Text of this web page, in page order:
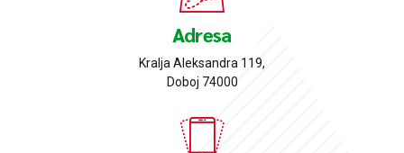
Adresa
Kralja Aleksandra 119,
Doboj 74000